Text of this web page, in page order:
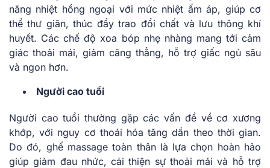
năng nhiệt hồng ngoại với mức nhiệt ấm áp, giúp cơ
thể thư giãn, thúc đẩy trao đổi chất và lưu thông khí
huyết. Các chế độ xoa bóp nhẹ nhàng mang tới cảm
giác thoải mái, giảm căng thẳng, hỗ trợ giấc ngủ sâu
và ngon hơn.
Người cao tuổi
Người cao tuổi thường gặp các vấn đề về cơ xương
khớp, với nguy cơ thoái hóa tăng dần theo thời gian.
Do đó, ghế massage toàn thân là lựa chọn hoàn hảo
giúp giảm đau nhức, cải thiện sự thoải mái và hỗ trợ